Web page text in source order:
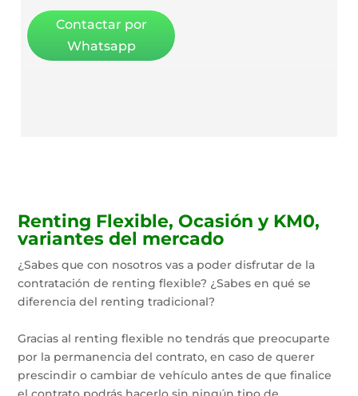
Contactar por
Whatsapp
Renting Flexible, Ocasión y KM0,
variantes del mercado
¿Sabes que con nosotros vas a poder disfrutar de la
contratación de renting flexible? ¿Sabes en qué se
diferencia del renting tradicional?
Gracias al renting flexible no tendrás que preocuparte
por la permanencia del contrato, en caso de querer
prescindir o cambiar de vehículo antes de que finalice